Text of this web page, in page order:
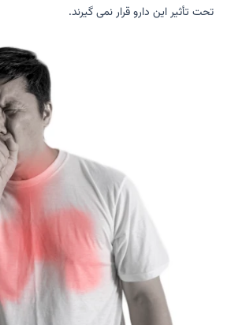
تحت تأثیر این دارو قرار نمی گیرند.